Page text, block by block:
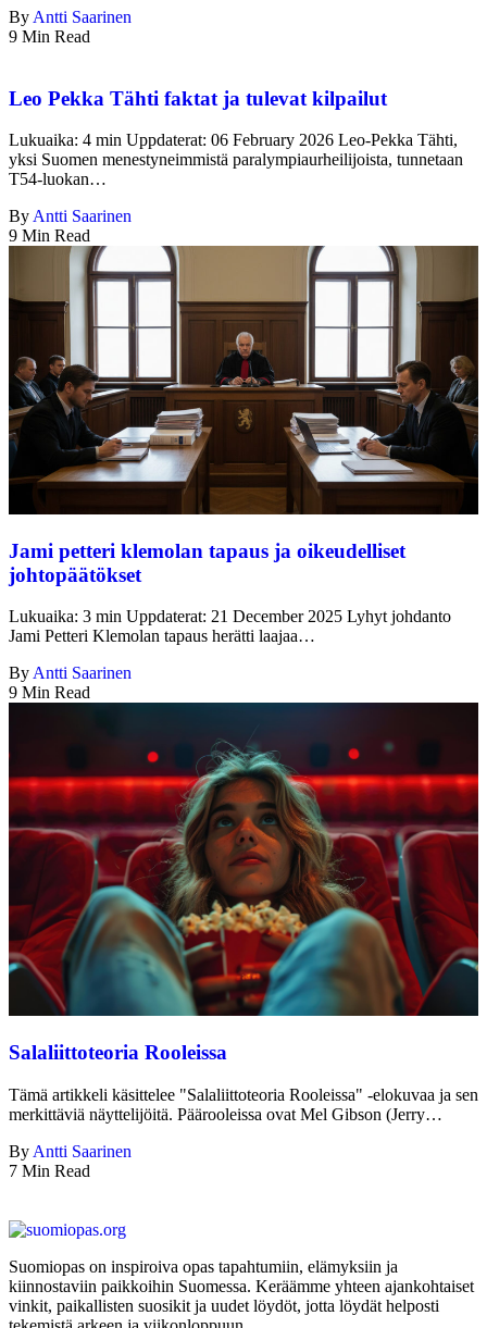
By Antti Saarinen
9 Min Read
Leo Pekka Tähti faktat ja tulevat kilpailut
Lukuaika: 4 min Uppdaterat: 06 February 2026 Leo-Pekka Tähti,
yksi Suomen menestyneimmistä paralympiaurheilijoista, tunnetaan
T54-luokan…
By Antti Saarinen
9 Min Read
Jami petteri klemolan tapaus ja oikeudelliset
johtopäätökset
Lukuaika: 3 min Uppdaterat: 21 December 2025 Lyhyt johdanto
Jami Petteri Klemolan tapaus herätti laajaa…
By Antti Saarinen
9 Min Read
Salaliittoteoria Rooleissa
Tämä artikkeli käsittelee "Salaliittoteoria Rooleissa" -elokuvaa ja sen
merkittäviä näyttelijöitä. Päärooleissa ovat Mel Gibson (Jerry…
By Antti Saarinen
7 Min Read
Suomiopas on inspiroiva opas tapahtumiin, elämyksiin ja
kiinnostaviin paikkoihin Suomessa. Keräämme yhteen ajankohtaiset
vinkit, paikallisten suosikit ja uudet löydöt, jotta löydät helposti